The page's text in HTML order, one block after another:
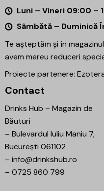
Luni – Vineri 09:00 –
Sâmbătă – Duminică
Te așteptăm și în
avem mereu reduceri
Proiecte partenere:
Contact
Drinks Hub – Magazin de
Băuturi
– Bulevardul Iuliu Maniu 7,
București 061102
– info@drinkshub.ro
– 0725 860 799